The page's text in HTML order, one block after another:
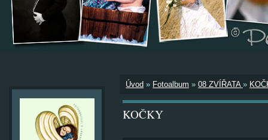
Úvod » Fotoalbum » 08 ZVÍŘATA »
KOČKY